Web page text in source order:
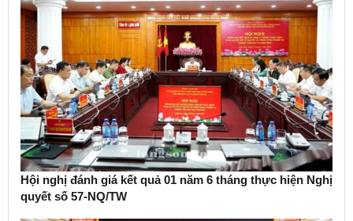
Hội nghị đánh giá kết quả 01 năm 6 tháng thực hiện Nghị
quyết số 57-NQ/TW